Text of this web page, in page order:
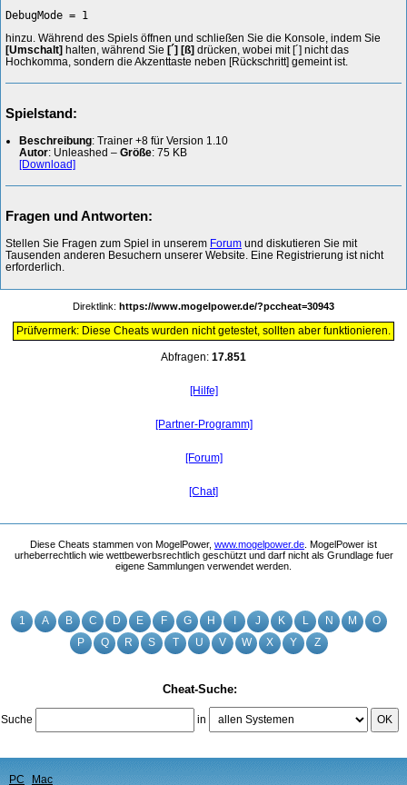
1 A B C D E F G H J K L N M
O
P
Q R S T U V W X Y Z
Cheat-Suche:
Suche in OK
PC Mac
DebugMode = 1
hinzu. Während des Spiels öffnen und schließen Sie die Konsole, indem Sie
[Umschalt] halten, während Sie [´] [ß] drücken, wobei mit [´] nicht das
Hochkomma, sondern die Akzenttaste neben [Rückschritt] gemeint ist.
Spielstand:
Beschreibung: Trainer +8 für Version 1.10
Autor: Unleashed – Größe: 75 KB
[Download]
Fragen und Antworten:
Stellen Sie Fragen zum Spiel in unserem Forum und diskutieren Sie mit
Tausenden anderen Besuchern unserer Website. Eine Registrierung ist nicht
erforderlich.
Direktlink: https://www.mogelpower.de/?pccheat=30943
Prüfvermerk: Diese Cheats wurden nicht getestet, sollten aber funktionieren.
Abfragen: 17.851
[Hilfe]
[Partner-Programm]
[Forum]
[Chat]
Diese Cheats stammen von MogelPower, www.mogelpower.de . MogelPower ist
urheberrechtlich wie wettbewerbsrechtlich geschützt und darf nicht als Grundlage fuer
eigene Sammlungen verwendet werden.